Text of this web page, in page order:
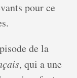
pour ce
de la
, qui a une